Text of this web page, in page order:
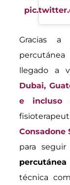
Gracias a
llegado a
Dubai,
e incluso
Consadone
para
técnica